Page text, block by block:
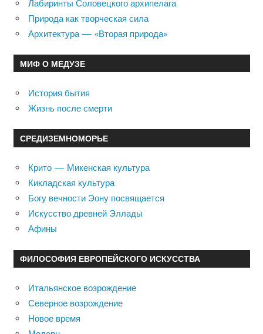
Лабиринты Соловецкого архипелага
Природа как творческая сила
Архитектура — «Вторая природа»
МИФ О МЕДУЗЕ
История бытия
Жизнь после смерти
СРЕДИЗЕМНОМОРЬЕ
Крито — Микенская культура
Кикладская культура
Богу вечности Эону посвящается
Искусство древней Эллады
Афины
ФИЛОСОФИЯ ЕВРОПЕЙСКОГО ИСКУССТВА
Итальянское возрождение
Северное возрождение
Новое время